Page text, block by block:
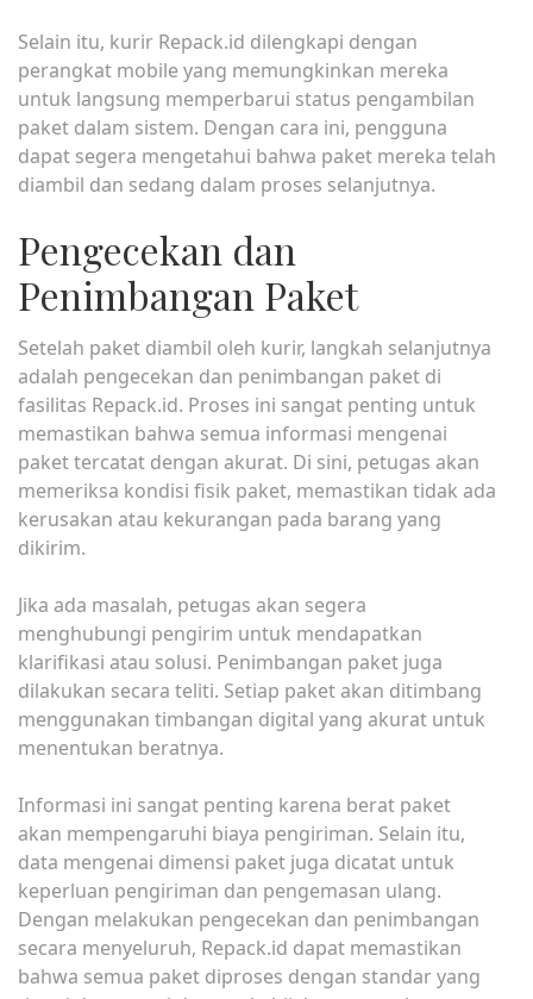
Selain itu, kurir Repack.id dilengkapi dengan
perangkat mobile yang memungkinkan mereka
untuk langsung memperbarui status pengambilan
paket dalam sistem. Dengan cara ini, pengguna
dapat segera mengetahui bahwa paket mereka telah
diambil dan sedang dalam proses selanjutnya.
Pengecekan dan
Penimbangan Paket
Setelah paket diambil oleh kurir, langkah selanjutnya
adalah pengecekan dan penimbangan paket di
fasilitas Repack.id. Proses ini sangat penting untuk
memastikan bahwa semua informasi mengenai
paket tercatat dengan akurat. Di sini, petugas akan
memeriksa kondisi fisik paket, memastikan tidak ada
kerusakan atau kekurangan pada barang yang
dikirim.
Jika ada masalah, petugas akan segera
menghubungi pengirim untuk mendapatkan
klarifikasi atau solusi. Penimbangan paket juga
dilakukan secara teliti. Setiap paket akan ditimbang
menggunakan timbangan digital yang akurat untuk
menentukan beratnya.
Informasi ini sangat penting karena berat paket
akan mempengaruhi biaya pengiriman. Selain itu,
data mengenai dimensi paket juga dicatat untuk
keperluan pengiriman dan pengemasan ulang.
Dengan melakukan pengecekan dan penimbangan
secara menyeluruh, Repack.id dapat memastikan
bahwa semua paket diproses dengan standar yang